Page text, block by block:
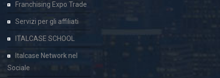
Franchising Expo Trade
Servizi per gli affiliati
ITALCASE SCHOOL
Italcase Network nel
Sociale